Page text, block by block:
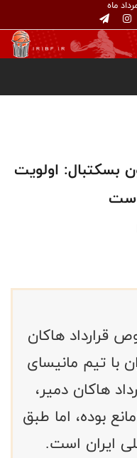
ماه
بسکتبال: اولویت
قرارداد هاكان
با تيم مانیسای
هاکان دمير،
بوده، اما طبق
ايران است.